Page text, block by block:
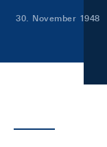
30. November 1948